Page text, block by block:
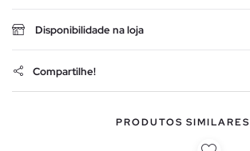
Disponibilidade na loja
Compartilhe!
PRODUTOS SIMILARES